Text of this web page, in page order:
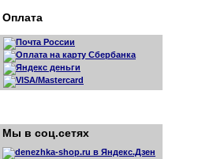
Оплата
Мы в соц.сетях